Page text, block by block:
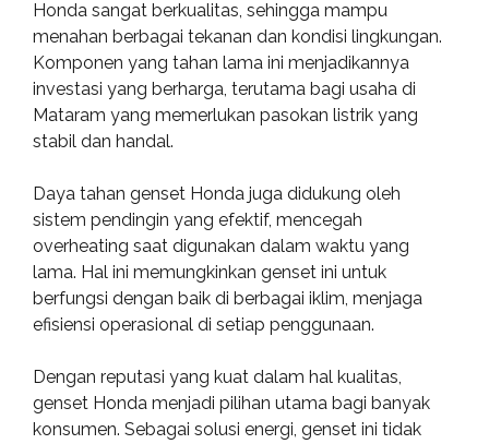
Honda sangat berkualitas, sehingga mampu
menahan berbagai tekanan dan kondisi lingkungan.
Komponen yang tahan lama ini menjadikannya
investasi yang berharga, terutama bagi usaha di
Mataram yang memerlukan pasokan listrik yang
stabil dan handal.
Daya tahan genset Honda juga didukung oleh
sistem pendingin yang efektif, mencegah
overheating saat digunakan dalam waktu yang
lama. Hal ini memungkinkan genset ini untuk
berfungsi dengan baik di berbagai iklim, menjaga
efisiensi operasional di setiap penggunaan.
Dengan reputasi yang kuat dalam hal kualitas,
genset Honda menjadi pilihan utama bagi banyak
konsumen. Sebagai solusi energi, genset ini tidak